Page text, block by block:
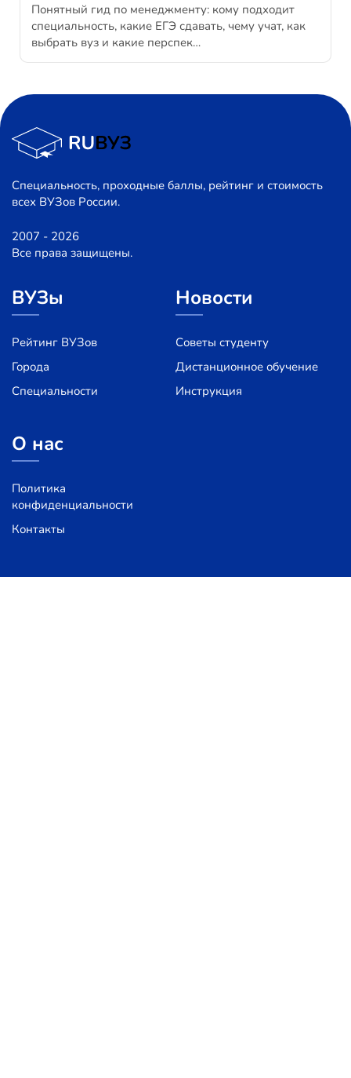
Понятный гид по менеджменту: кому подходит
специальность, какие ЕГЭ сдавать, чему учат, как
выбрать вуз и какие перспек…
Специальность, проходные баллы, рейтинг и стоимость
всех ВУЗов России.
2007 - 2026
Все права защищены.
ВУЗы
Рейтинг ВУЗов
Города
Специальности
Новости
Советы студенту
Дистанционное обучение
Инструкция
О нас
Политика
конфиденциальности
Контакты